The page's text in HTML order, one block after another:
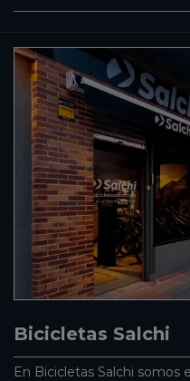
Bicicletas Salchi
En Bicicletas Salchi somos